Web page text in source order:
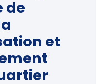
de
et